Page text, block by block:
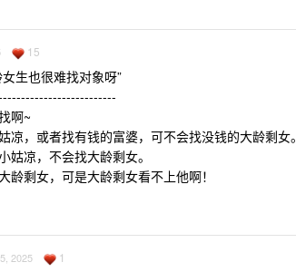
15
生也很难找对象呀”
啊~
凉，或者找有钱的富婆，可不会找没钱的大龄剩女。
姑凉，不会找大龄剩女。
龄剩女，可是大龄剩女看不上他啊！
2025 1